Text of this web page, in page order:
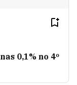
0,1% no 4º